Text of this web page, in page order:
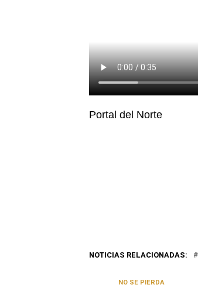
Portal del Norte
NOTICIAS RELACIONADAS:
NO SE PIERDA